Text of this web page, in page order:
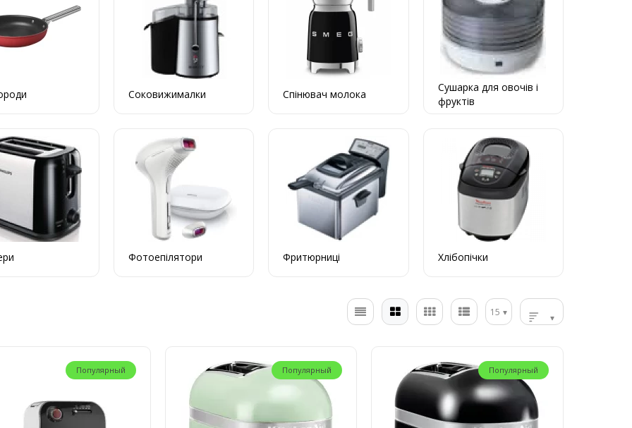
Соковижималки Спінювач молока
Сушарка для овочів і
фруктів
Фотоепілятори Фритюрниці Хлібопічки
15
Популярный Популярный Популярный